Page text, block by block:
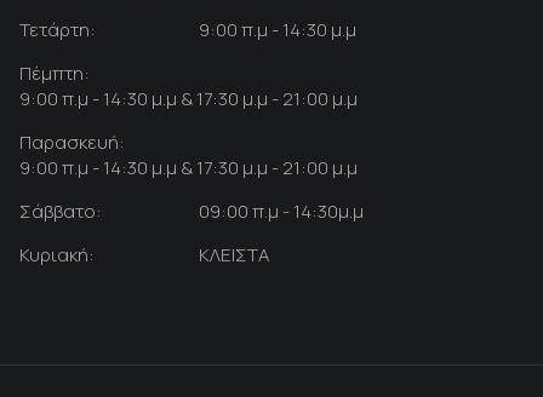
Τετάρτη:
9:00 π.μ - 14:30 μ.μ
Πέμπτη:
9:00 π.μ - 14:30 μ.μ & 17:30 μ.μ - 21:00 μ.μ
Παρασκευή:
9:00 π.μ - 14:30 μ.μ & 17:30 μ.μ - 21:00 μ.μ
Σάββατο:
09:00 π.μ - 14:30μ.μ
Κυριακή:
ΚΛΕΙΣΤΑ